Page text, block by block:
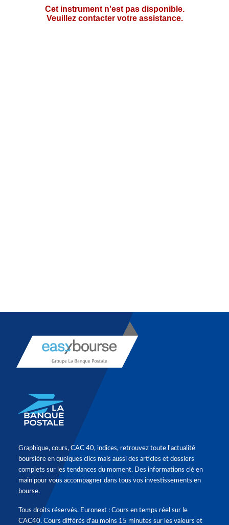
Graphique, cours, CAC 40, indices, retrouvez toute l'actualité
boursière en quelques clics mais aussi des articles et dossiers
complets sur les tendances du moment. Des informations clé en
main pour vous accompagner dans tous vos investissements en
bourse.
Tous droits réservés. Euronext : Cours en temps réel sur le
CAC40. Cours différés d'au moins 15 minutes sur les valeurs et